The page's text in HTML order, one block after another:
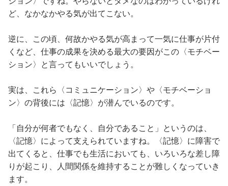
ど、なかなかやる気が出てこない。
逆に、この頃、何故かやる気が高まって一気に仕事が片付
くなど、仕事の成果を決める最大の要因がこの〈モチベー
ション〉と言ってもいいでしょう。
実は、これら〈コミュニケーション〉や〈モチベーショ
ン〉の背後には〈記憶〉が潜んでいるのです。
「自分が何者でもなく、自分であること」というのは、
〈記憶〉によって支えられていますね。〈記憶〉に障害で
出てくると、仕事でも生活においても、いろいろな差し障
りが起こり、人間関係を維持することが難しくなっていき
ます。